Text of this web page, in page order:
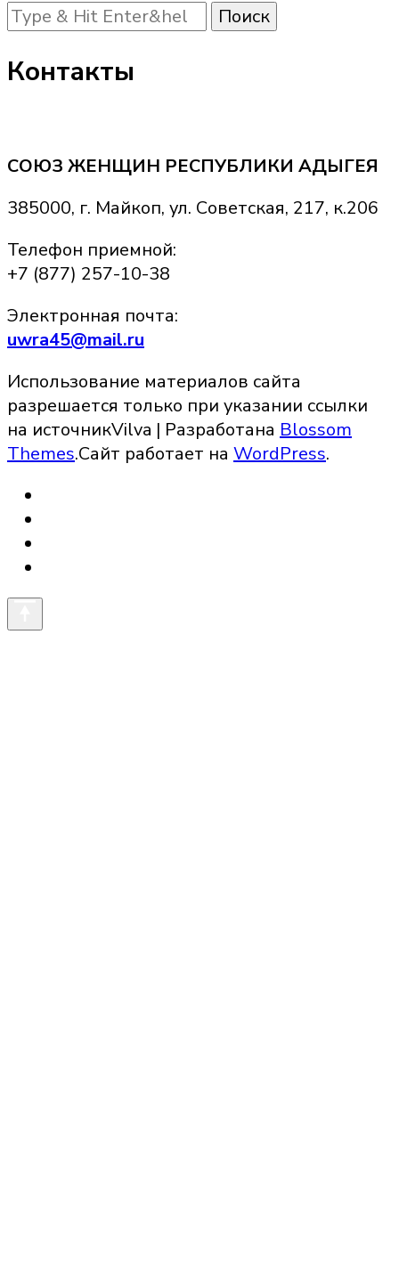
Ищите
что-
то?
Контакты
СОЮЗ ЖЕНЩИН РЕСПУБЛИКИ АДЫГЕЯ
385000, г. Майкоп, ул. Советская, 217, к.206
Телефон приемной:
+7 (877) 257-10-38
Электронная почта:
uwra45@mail.ru
Использование материалов сайта
разрешается только при указании ссылки
на источникVilva | Разработана Blossom
Themes.Сайт работает на WordPress.